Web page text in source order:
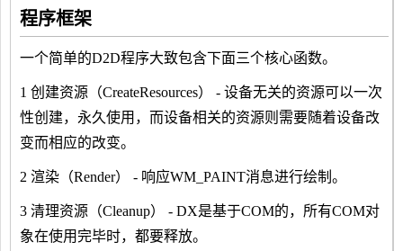
程序框架
一个简单的D2D程序大致包含下面三个核心函数。
1 创建资源（CreateResources） - 设备无关的资源可以一次
性创建，永久使用，而设备相关的资源则需要随着设备改
变而相应的改变。
2 渲染（Render） - 响应WM_PAINT消息进行绘制。
3 清理资源（Cleanup） - DX是基于COM的，所有COM对
象在使用完毕时，都要释放。